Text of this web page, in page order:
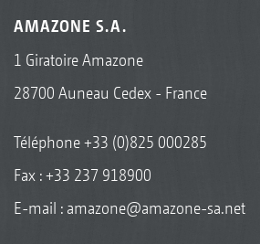
AMAZONE S.A.
1 Giratoire Amazone
28700 Auneau Cedex - France
Téléphone+33 (0)825 000285
Fax : +33 237 918900
E-mail : amazone@amazone-sa.net